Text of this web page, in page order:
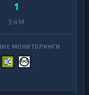
1
3,4 M